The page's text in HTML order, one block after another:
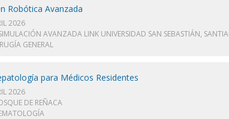
Robótica Avanzada
2026
AVANZADA LINK UNIVERSIDAD SAN SEBASTIÁN,
GENERAL
para Médicos Residentes
2026
DE REÑACA